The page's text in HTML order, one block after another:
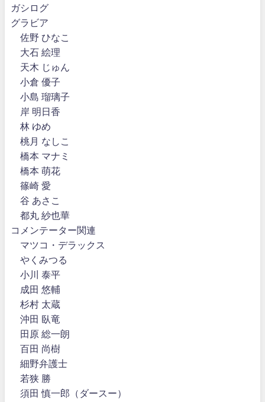
ガシログ
グラビア
佐野 ひなこ
大石 絵理
天木 じゅん
小倉 優子
小島 瑠璃子
岸 明日香
林 ゆめ
桃月 なしこ
橋本 マナミ
橋本 萌花
篠崎 愛
谷 あさこ
都丸 紗也華
コメンテーター関連
マツコ・デラックス
やくみつる
小川 泰平
成田 悠輔
杉村 太蔵
沖田 臥竜
田原 総一朗
百田 尚樹
細野弁護士
若狭 勝
須田 慎一郎（ダースー）